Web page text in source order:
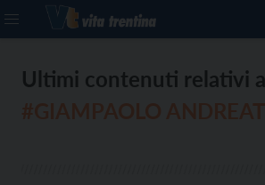
Ultimi contenuti relativi a